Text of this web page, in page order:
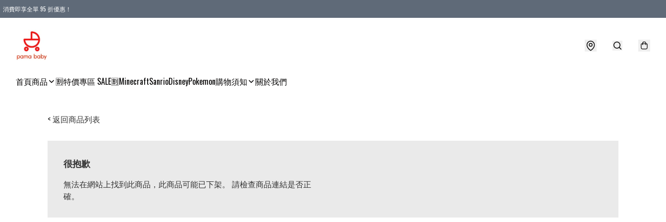
消費即享全單 95 折優惠！
首頁商品 🈹特價專區 SALE🈹MinecraftSanrioDisneyPokemon購物須知 關於我們
< 返回商品列表
很抱歉
無法在網站上找到此商品，此商品可能已下架。 請檢查商品連結是否正
確。